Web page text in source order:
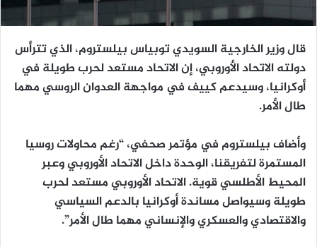
قال وزير الخارجية السويدي توبياس بيلستروم، الذي تترأس
دولته الاتحاد الأوروبي، إن الاتحاد مستعد لحرب طويلة في
أوكرانيا، وسيدعم كييف في مواجهة العدوان الروسي مهما
طال الأمر.
وأضاف بيلستروم في مؤتمر صحفي، “رغم محاولات روسيا
المستمرة لتفريقنا، الوحدة داخل الاتحاد الأوروبي وعبر
المحيط الأطلسي قوية. الاتحاد الأوروبي مستعد لحرب
طويلة وسيواصل مساندة أوكرانيا بالدعم السياسي
والاقتصادي والعسكري والإنساني مهما طال الأمر”.